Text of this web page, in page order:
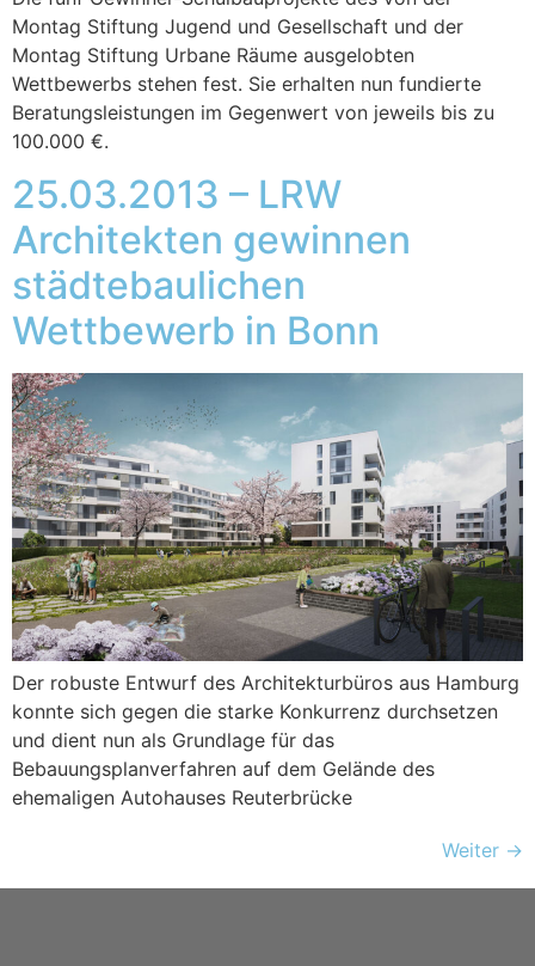
Montag Stiftung Jugend und Gesellschaft und der
Montag Stiftung Urbane Räume ausgelobten
Wettbewerbs stehen fest. Sie erhalten nun fundierte
Beratungsleistungen im Gegenwert von jeweils bis zu
100.000 €.
25.03.2013 – LRW
Architekten gewinnen
städtebaulichen
Wettbewerb in Bonn
Der robuste Entwurf des Architekturbüros aus Hamburg
konnte sich gegen die starke Konkurrenz durchsetzen
und dient nun als Grundlage für das
Bebauungsplanverfahren auf dem Gelände des
ehemaligen Autohauses Reuterbrücke
Weiter →